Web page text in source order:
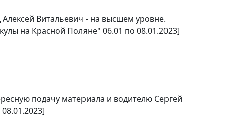
Витальевич - на высшем уровне.
на Красной Поляне" 06.01 по 08.01.2023]
подачу материала и водителю Сергей